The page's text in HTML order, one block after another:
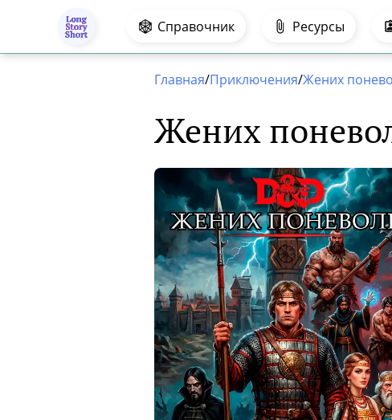
Главная/Приключения/Жених
Жених
Справочник Ресурсы